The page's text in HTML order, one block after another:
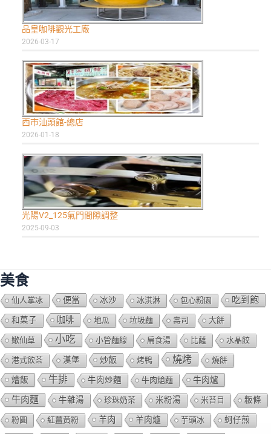
品皇咖啡觀光工廠
2026-03-17
西市汕頭館-總店
2026-01-18
光陽V2_125氣門間隙調整
2025-09-03
美食
仙人掌冰 便當 冰沙 冰淇淋 包心粉園 吃到飽
和菓子 咖啡 地瓜 垃圾麵 壽司 大餅
嫰仙草 小吃 小管麵線 扁食湯 比薩 水晶餃
港式飲茶 漢堡 炒飯 烤鴨 燒烤 燒餅
燴飯 牛排 牛肉炒麵 牛肉熗麵 牛肉爐
牛肉麵 牛雜湯 珍珠奶茶 米粉湯 米苔目 粄條
粉圓 紅薑黃粉 羊肉 羊肉爐 芋頭冰 蚵仔煎